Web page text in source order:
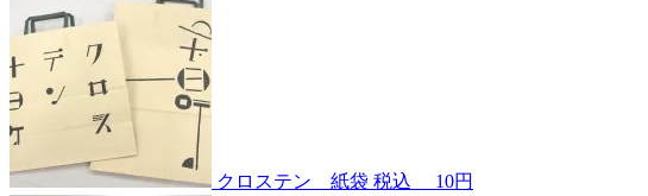
クロステン 紙袋 税込 10円